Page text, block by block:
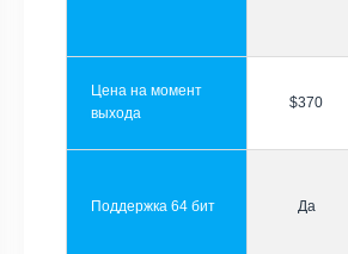
Цена на момент
выхода
$370
Поддержка 64 бит Да